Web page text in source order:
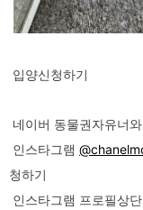
입양신청하기
네이버 동물권자유너
인스타그램
청하기
인스타그램 프로필상